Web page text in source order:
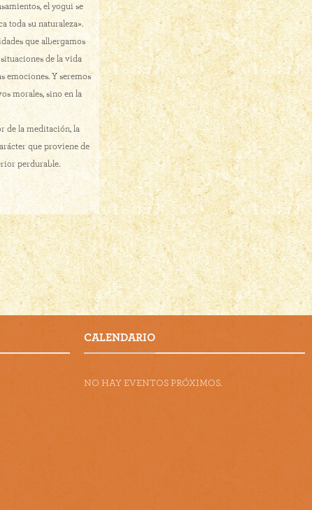
el yogui se
toda su naturaleza».
que albergamos
de la vida
emociones. Y seremos
morales, sino en la
de la meditación, la
que proviene de
perdurable.
CALENDARIO
NO HAY EVENTOS PRÓXIMOS.